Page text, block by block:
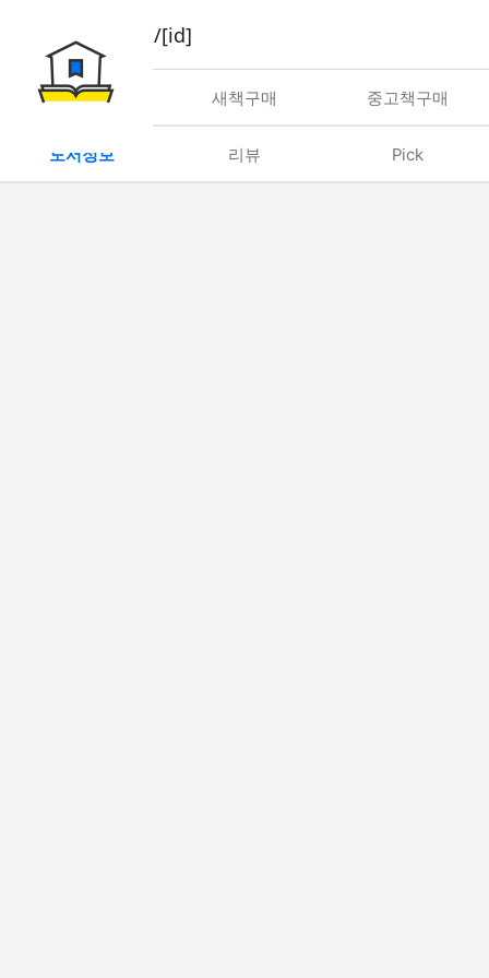
book/rent/[id]
대여 새책구매 중고책구매
도서정보 리뷰 Pick